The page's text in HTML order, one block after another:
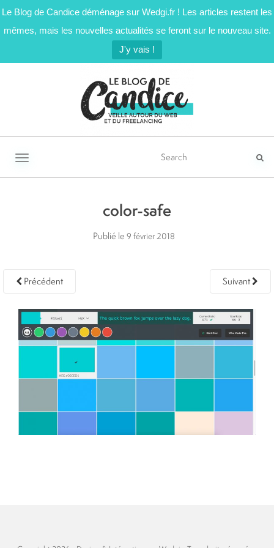
Le Blog de Candice déménage sur Wedgi.fr ! Les articles restent les
mêmes, mais les nouvelles actualités se feront sur le nouveau site.
J'y vais !
Activer/désactiver la navigation
color-safe
Publié le 9 février 2018
Précédent Suivant